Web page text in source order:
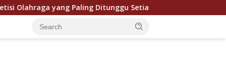
yang Paling Ditunggu Setiap Tahun oleh Penggemar